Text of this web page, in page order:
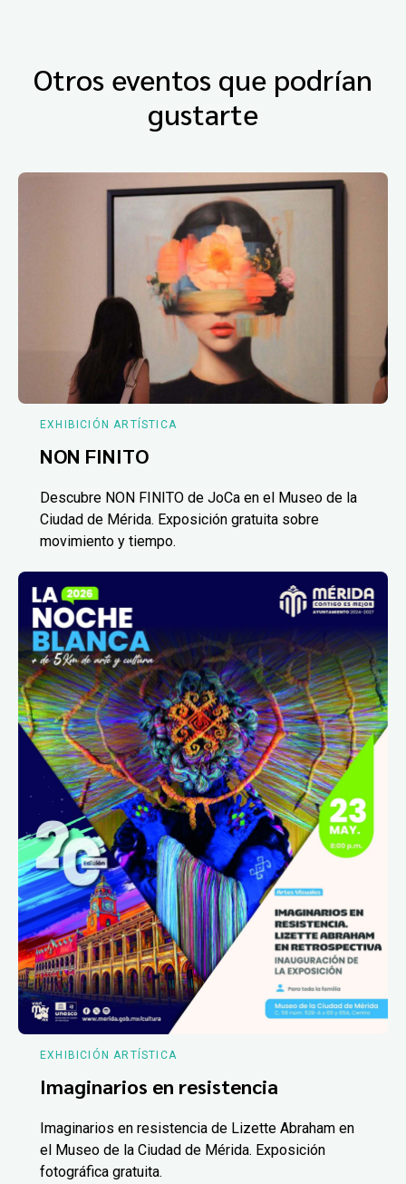
Otros eventos que podrían
gustarte
EXHIBICIÓN ARTÍSTICA
NON FINITO
Descubre NON FINITO de JoCa en el Museo de la
Ciudad de Mérida. Exposición gratuita sobre
movimiento y tiempo.
EXHIBICIÓN ARTÍSTICA
Imaginarios en resistencia
Imaginarios en resistencia de Lizette Abraham en
el Museo de la Ciudad de Mérida. Exposición
fotográfica gratuita.